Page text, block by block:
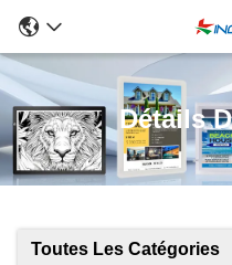
Détails
Toutes Les Catégories